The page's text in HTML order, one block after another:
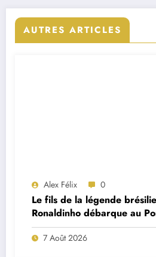
AUTRES ARTICLES
Alex Félix 0
Le fils de la légende
Ronaldinho débarque au
7 Août 2026